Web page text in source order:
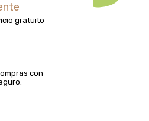
gratuito
con